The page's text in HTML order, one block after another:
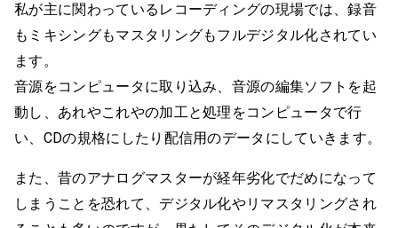
私が主に関わっているレコーディングの現場では、録音
もミキシングもマスタリングもフルデジタル化されてい
ます。
音源をコンピュータに取り込み、音源の編集ソフトを起
動し、あれやこれやの加工と処理をコンピュータで行
い、CDの規格にしたり配信用のデータにしていきます。
また、昔のアナログマスターが経年劣化でだめになって
しまうことを恐れて、デジタル化やリマスタリングされ